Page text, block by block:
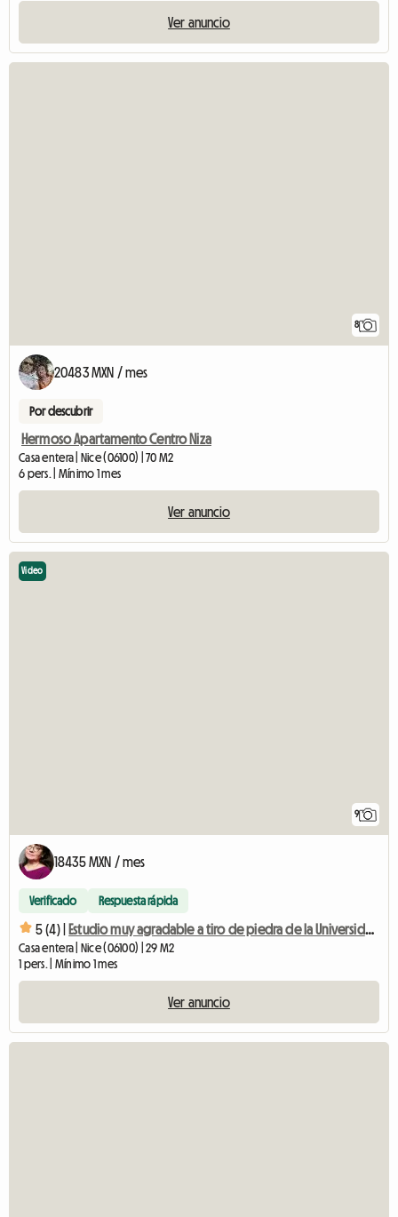
Ver anuncio
8
20483 MXN / mes
Por descubrir
Hermoso Apartamento Centro Niza
Casa entera | Nice (06100) | 70 M2
6 pers. | Mínimo 1 mes
Ver anuncio
9
Video
18435 MXN / mes
Verificado Respuesta rápida
5 (4) | Estudio muy agradable a tiro de piedra de la Universidad Valrose.
Casa entera | Nice (06100) | 29 M2
1 pers. | Mínimo 1 mes
Ver anuncio